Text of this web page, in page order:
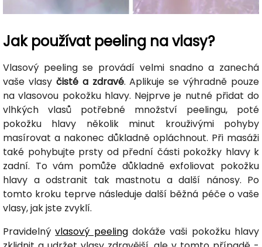
Jak používat peeling na vlasy?
Vlasový peeling se provádí velmi snadno a zanechá
vaše vlasy čisté a zdravé. Aplikuje se výhradně pouze
na vlasovou pokožku hlavy. Nejprve je nutné přidat do
vlhkých vlasů potřebné množství peelingu, poté
pokožku hlavy několik minut krouživými pohyby
masírovat a nakonec důkladně opláchnout. Při masáži
také pohybujte prsty od přední části pokožky hlavy k
zadní. To vám pomůže důkladně exfoliovat pokožku
hlavy a odstranit tak mastnotu a další nánosy. Po
tomto kroku teprve následuje další běžná péče o vaše
vlasy, jak jste zvyklí.
Pravidelnývlasový peelingdokáže vaši pokožku hlavy